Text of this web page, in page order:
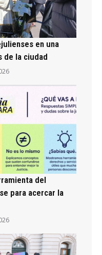
en una
de la ciudad
del
para acercar la